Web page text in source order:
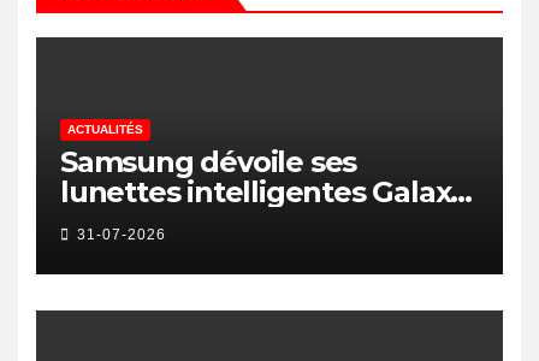
ACTUALITÉS
Samsung dévoile ses
lunettes intelligentes Galaxy
avec IA et Gemini
31-07-2026